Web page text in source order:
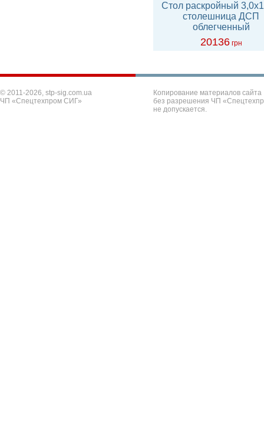
Стол раскройный
столешница ДСП
облегченный
20136 грн
© 2011-2026, stp-sig.com.ua
ЧП «Спецтехпром СИГ»
Копирование материалов сайта
без разрешения ЧП
не допускается.